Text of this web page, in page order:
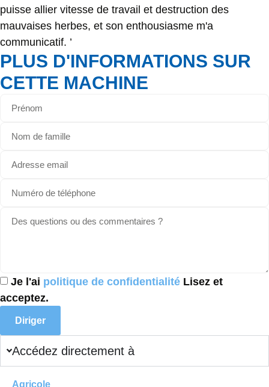
puisse allier vitesse de travail et destruction des
mauvaises herbes, et son enthousiasme m'a
communicatif. ’
PLUS D'INFORMATIONS SUR
CETTE MACHINE
Je l'ai politique de confidentialité Lisez et
acceptez.
Diriger
Accédez directement à
Agricole